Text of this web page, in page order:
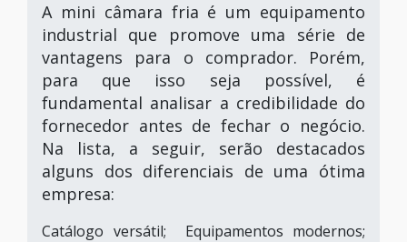
A mini câmara fria é um equipamento
industrial que promove uma série de
vantagens para o comprador. Porém,
para que isso seja possível, é
fundamental analisar a credibilidade do
fornecedor antes de fechar o negócio.
Na lista, a seguir, serão destacados
alguns dos diferenciais de uma ótima
empresa:
Catálogo versátil; Equipamentos modernos;